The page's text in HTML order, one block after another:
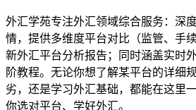
外汇学苑专注外汇领域综合服务：深
情，提供多维度平台对比（监管、手
新外汇平台分析报告；同时涵盖实时
阶教程。无论你想了解某平台的详细
劣，还是学习外汇基础，都能在这里
你选对平台、学好外汇。